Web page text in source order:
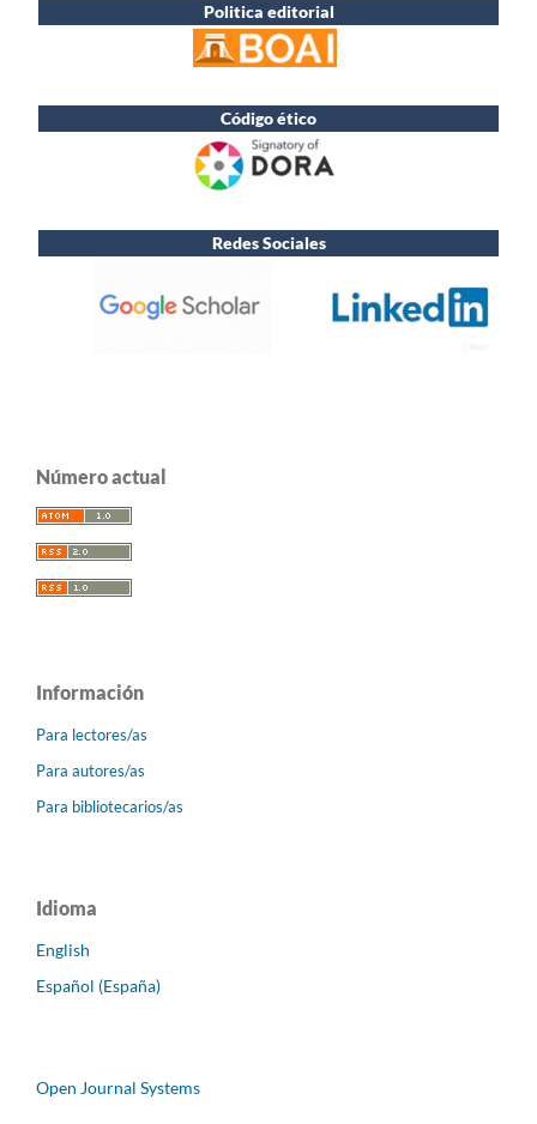
Politica editorial
Código ético
Redes Sociales
Número actual
Información
Para lectores/as
Para autores/as
Para bibliotecarios/as
Idioma
English
Español (España)
Open Journal Systems